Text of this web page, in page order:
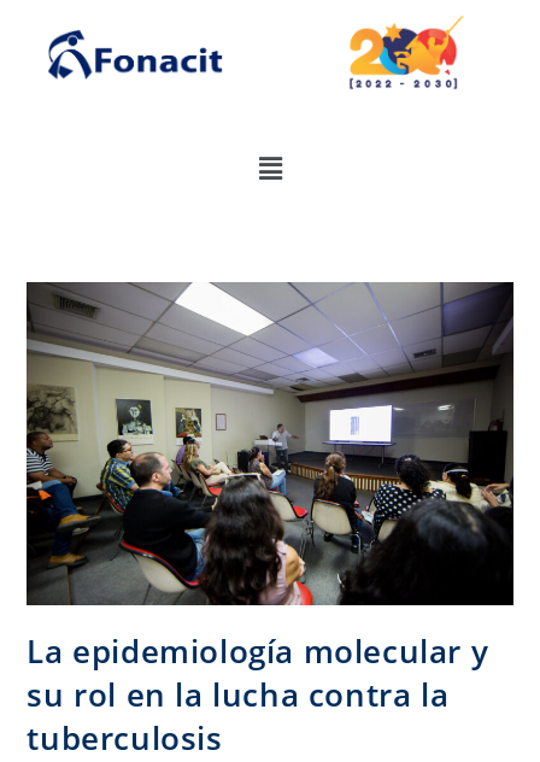
La epidemiología molecular y
su rol en la lucha contra la
tuberculosis